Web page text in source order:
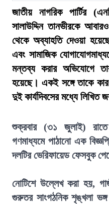
জাতীয় নাগরিক পার্টির
সালাউদ্দিন তানভীরকে
থেকে অব্যাহতি দেওয়া
এবং সামাজিক
মন্তব্য করার অভিযোগে
হয়েছে। একই সঙ্গে তাকে
দুই কার্যদিবসের মধ্যে লিখিত
শুক্রবার (৩১ জুলাই)
গণমাধ্যমে পাঠানো এক
দলটির ভেরিফায়েড ফেসবুক
নোটিশে উল্লেখ করা হয়,
গুরুতর সাংগঠনিক শৃঙ্খলা